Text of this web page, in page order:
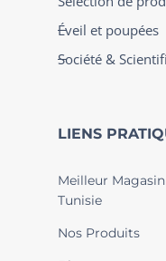
Éveil et poupées
Société &
LIENS
Meilleur
Tunisie
Nos Produits